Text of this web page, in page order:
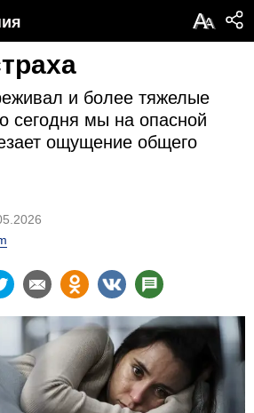
АА
и более тяжелые
сегодня мы на опасной
ощущение общего